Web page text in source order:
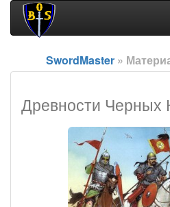
SwordMaster »
Древности Черных